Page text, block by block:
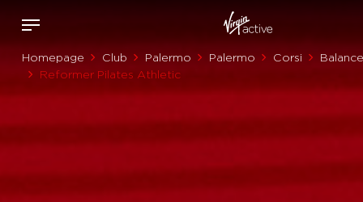
Homepage Club Palermo Palermo Corsi
Balance
Reformer Pilates Athletic